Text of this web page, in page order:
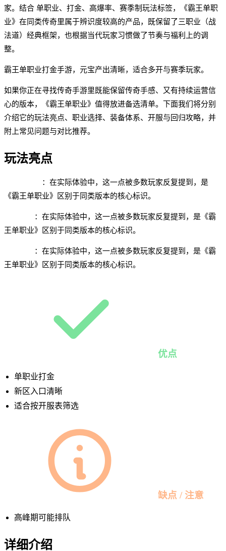
家。结合 单职业、打金、高爆率、赛季制玩法标签，《霸王单职
业》在同类传奇里属于辨识度较高的产品，既保留了三职业（战
法道）经典框架，也根据当代玩家习惯做了节奏与福利上的调
整。
霸王单职业打金手游，元宝产出清晰，适合多开与赛季玩家。
如果你正在寻找传奇手游里既能保留传奇手感、又有持续运营信
心的版本，《霸王单职业》值得放进备选清单。下面我们将分别
介绍它的玩法亮点、职业选择、装备体系、开服与回归攻略，并
附上常见问题与对比推荐。
玩法亮点
：在实际体验中，这一点被多数玩家反复提到，是
《霸王单职业》区别于同类版本的核心标识。
：在实际体验中，这一点被多数玩家反复提到，是《霸
王单职业》区别于同类版本的核心标识。
：在实际体验中，这一点被多数玩家反复提到，是《霸
王单职业》区别于同类版本的核心标识。
优点
单职业打金
新区入口清晰
适合按开服表筛选
缺点 / 注意
高峰期可能排队
详细介绍